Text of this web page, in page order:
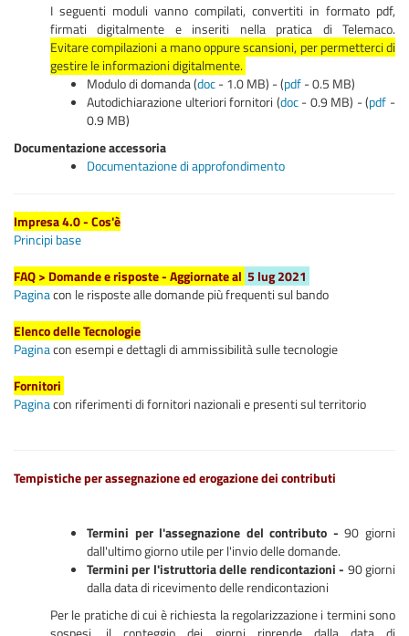
I seguenti moduli vanno compilati, convertiti in formato pdf,
firmati digitalmente e inseriti nella pratica di Telemaco.
Evitare compilazioni a mano oppure scansioni, per permetterci di
gestire le informazioni digitalmente.
Modulo di domanda (doc- 1.0 MB) - (pdf- 0.5 MB)
Autodichiarazione ulteriori fornitori (doc- 0.9 MB) - (pdf -
0.9 MB)
Documentazione accessoria
Documentazione di approfondimento
Impresa 4.0 - Cos'è
Principi base
FAQ > Domande e risposte - Aggiornate al 5 lug 2021
Paginacon le risposte alle domande più frequenti sul bando
Elenco delle Tecnologie
Paginacon esempi e dettagli di ammissibilità sulle tecnologie
Fornitori
Paginacon riferimenti di fornitori nazionali e presenti sul territorio
Tempistiche per assegnazione ed erogazione dei contributi
Termini per l'assegnazione del contributo -90 giorni
dall'ultimo giorno utile per l'invio delle domande.
Termini per l'istruttoria delle rendicontazioni - 90 giorni
dalla data di ricevimento delle rendicontazioni
Per le pratiche di cui è richiesta la regolarizzazione i termini sono